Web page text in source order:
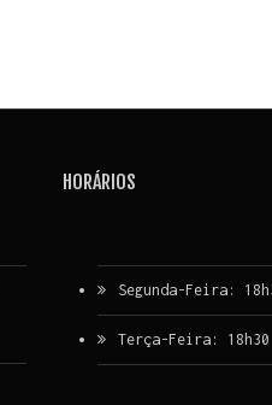
HORÁRIOS
Segunda-Feira:
Terça-Feira: 18h30